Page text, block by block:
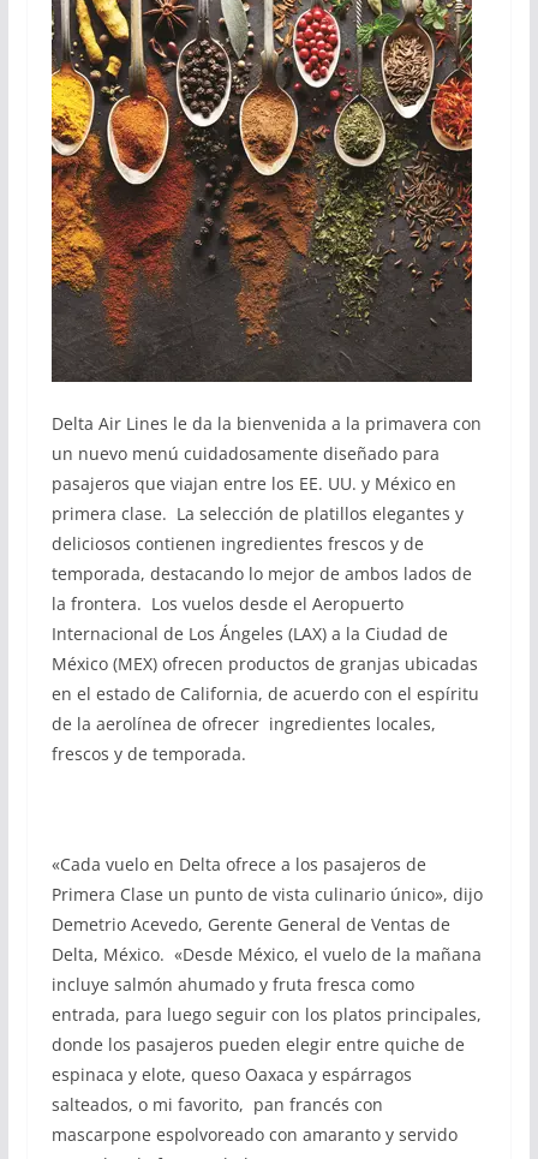
Delta Air Lines le da la bienvenida a la primavera con
un nuevo menú cuidadosamente diseñado para
pasajeros que viajan entre los EE. UU. y México en
primera clase. La selección de platillos elegantes y
deliciosos contienen ingredientes frescos y de
temporada, destacando lo mejor de ambos lados de
la frontera. Los vuelos desde el Aeropuerto
Internacional de Los Ángeles (LAX) a la Ciudad de
México (MEX) ofrecen productos de granjas ubicadas
en el estado de California, de acuerdo con el espíritu
de la aerolínea de ofrecer ingredientes locales,
frescos y de temporada.
«Cada vuelo en Delta ofrece a los pasajeros de
Primera Clase un punto de vista culinario único», dijo
Demetrio Acevedo, Gerente General de Ventas de
Delta, México. «Desde México, el vuelo de la mañana
incluye salmón ahumado y fruta fresca como
entrada, para luego seguir con los platos principales,
donde los pasajeros pueden elegir entre quiche de
espinaca y elote, queso Oaxaca y espárragos
salteados, o mi favorito, pan francés con
mascarpone espolvoreado con amaranto y servido